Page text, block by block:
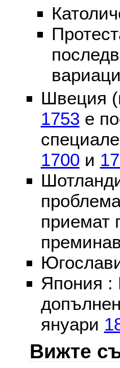
Швеция
1753 е
1700 и
приемат
Япония :
януари
Вижте